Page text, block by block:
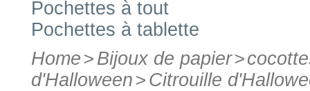
Pochettes à tout
Pochettes à tablette
Home> Bijoux de papier>
d'Halloween> Citrouille